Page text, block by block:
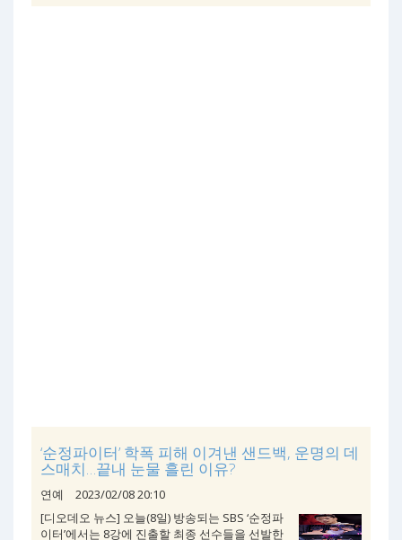
‘순정파이터’ 학폭 피해 이겨낸 샌드백, 운명의 데
스매치…끝내 눈물 흘린 이유?
연예
2023/02/08 20:10
[디오데오 뉴스] 오늘(8일) 방송되는 SBS ‘순정파
이터’에서는 8강에 진출할 최종 선수들을 선발한